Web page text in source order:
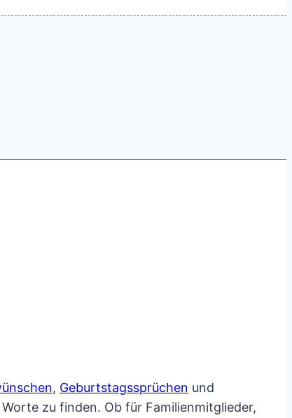
, Geburtstagssprüchen und
zu finden. Ob für Familienmitglieder,